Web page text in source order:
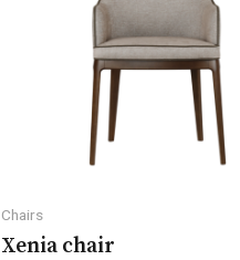
Chairs
Xenia chair